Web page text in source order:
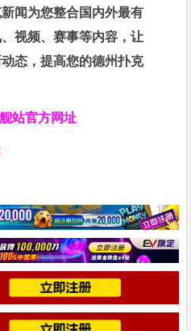
闻为您整合国内外最有
视频、赛事等内容，让
态，提高您的德州扑克
站官方网址